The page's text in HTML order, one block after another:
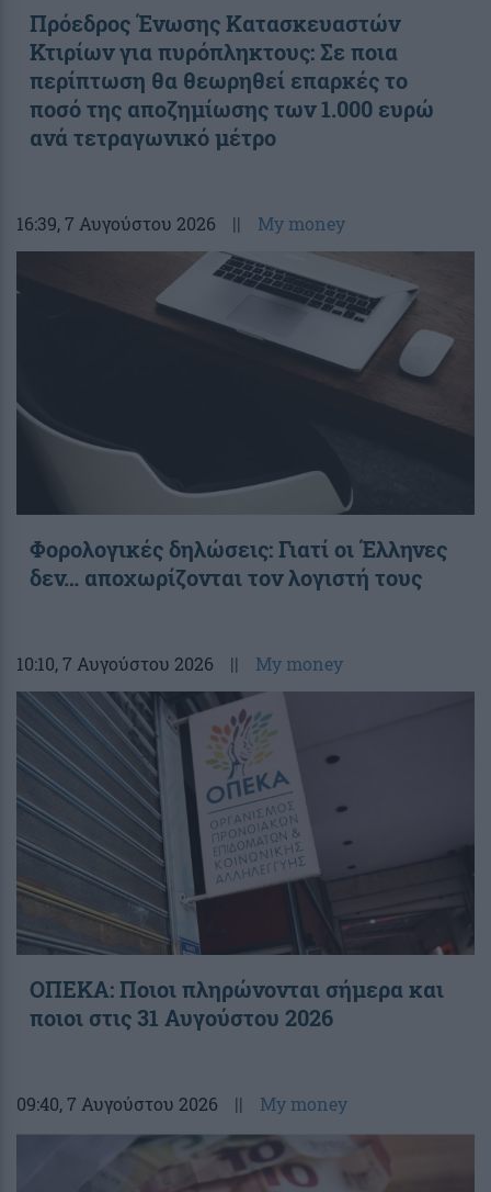
Πρόεδρος Ένωσης Κατασκευαστών
Κτιρίων για πυρόπληκτους: Σε ποια
περίπτωση θα θεωρηθεί επαρκές το
ποσό της αποζημίωσης των 1.000 ευρώ
ανά τετραγωνικό μέτρο
16:39, 7 Αυγούστου 2026 || My money
Φορολογικές δηλώσεις: Γιατί οι Έλληνες
δεν… αποχωρίζονται τον λογιστή τους
10:10, 7 Αυγούστου 2026 || My money
ΟΠΕΚΑ: Ποιοι πληρώνονται σήμερα και
ποιοι στις 31 Αυγούστου 2026
09:40, 7 Αυγούστου 2026 || My money